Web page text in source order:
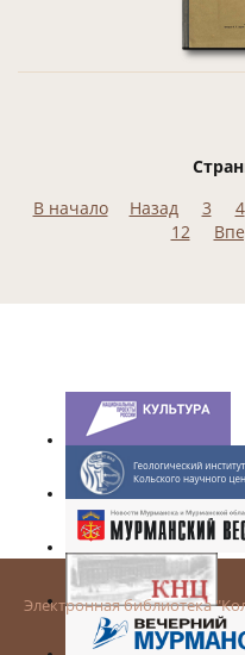
В начало
Назад 3 4
12
Электронная библиотека